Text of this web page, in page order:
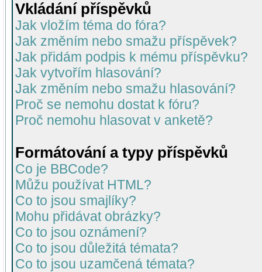
Vkládání příspěvků
Jak vložím téma do fóra?
Jak změním nebo smažu příspěvek?
Jak přidám podpis k mému příspěvku?
Jak vytvořím hlasování?
Jak změním nebo smažu hlasování?
Proč se nemohu dostat k fóru?
Proč nemohu hlasovat v anketě?
Formátování a typy příspěvků
Co je BBCode?
Můžu používat HTML?
Co to jsou smajlíky?
Mohu přidávat obrázky?
Co to jsou oznámení?
Co to jsou důležitá témata?
Co to jsou uzamčená témata?